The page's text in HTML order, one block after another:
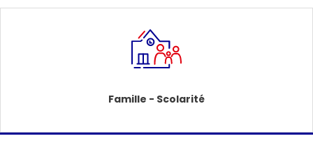
Famille - Scolarité